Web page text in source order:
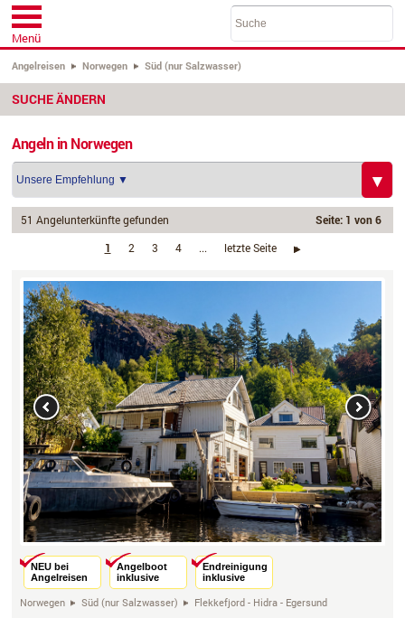
Menü
Angelreisen Norwegen Süd (nur Salzwasser)
SUCHE ÄNDERN
Angeln in Norwegen
51 Angelunterkünfte gefunden
Seite: 1 von 6
1
2 3 4 ... letzte Seite ›
Previous Next
NEU bei
Angelreisen
Angelboot
inklusive
Endreinigung
inklusive
Norwegen Süd (nur Salzwasser) Flekkefjord - Hidra - Egersund